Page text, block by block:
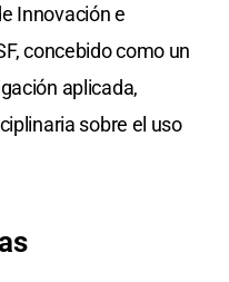
Innovación e
concebido como un
aplicada,
sobre el uso